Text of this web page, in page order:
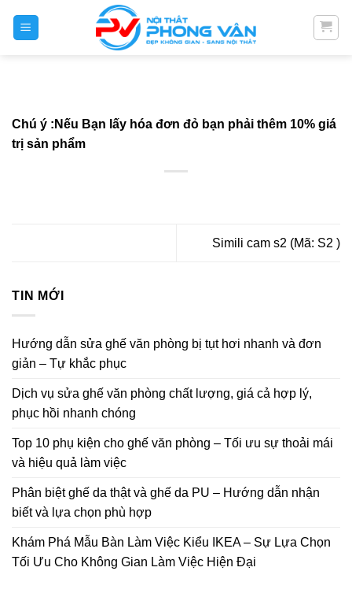
Chú ý :Nếu Bạn lấy hóa đơn đỏ bạn phải thêm 10% giá
trị sản phẩm
Simili cam s2 (Mã: S2 )
TIN MỚI
Hướng dẫn sửa ghế văn phòng bị tụt hơi nhanh và đơn
giản – Tự khắc phục
Dịch vụ sửa ghế văn phòng chất lượng, giá cả hợp lý,
phục hồi nhanh chóng
Top 10 phụ kiện cho ghế văn phòng – Tối ưu sự thoải mái
và hiệu quả làm việc
Phân biệt ghế da thật và ghế da PU – Hướng dẫn nhận
biết và lựa chọn phù hợp
Khám Phá Mẫu Bàn Làm Việc Kiểu IKEA – Sự Lựa Chọn
Tối Ưu Cho Không Gian Làm Việc Hiện Đại